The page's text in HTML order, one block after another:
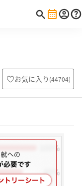
お気に入り (44704)